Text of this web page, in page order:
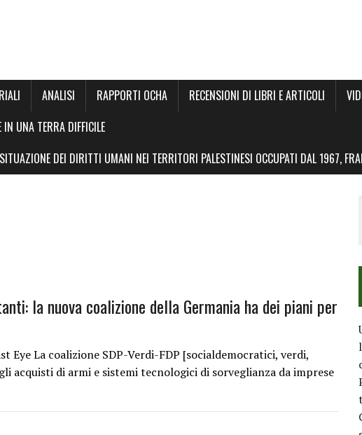
ANALISI RAPPORTI OCHA RECENSIONI DI LIBRI E ARTICOLI
IN UNA TERRA DIFFICILE
DEI DIRITTI UMANI NEI TERRITORI PALESTINESI OCCUPATI DAL 1967,
la nuova coalizione della Germania ha dei piani per
Eye La coalizione SDP-Verdi-FDP [socialdemocratici, verdi,
acquisti di armi e sistemi tecnologici di sorveglianza da imprese